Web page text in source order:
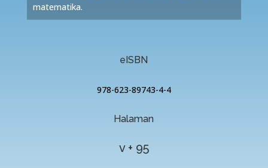
matematika.
eISBN
978-623-89743-4-4
Halaman
v + 95